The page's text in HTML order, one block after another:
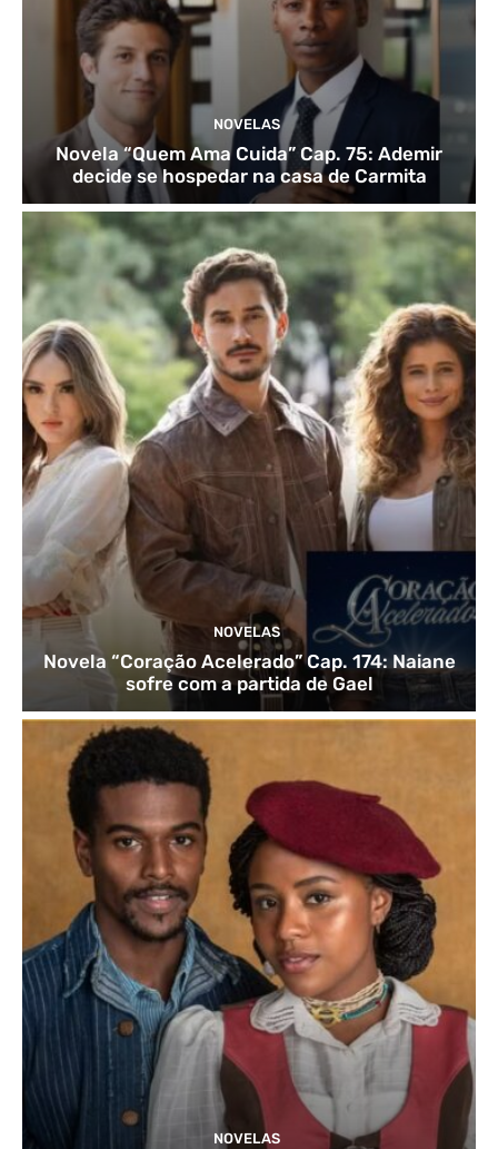
NOVELAS
Novela “Quem Ama Cuida” Cap. 75: Ademir
decide se hospedar na casa de Carmita
NOVELAS
Novela “Coração Acelerado” Cap. 174: Naiane
sofre com a partida de Gael
NOVELAS